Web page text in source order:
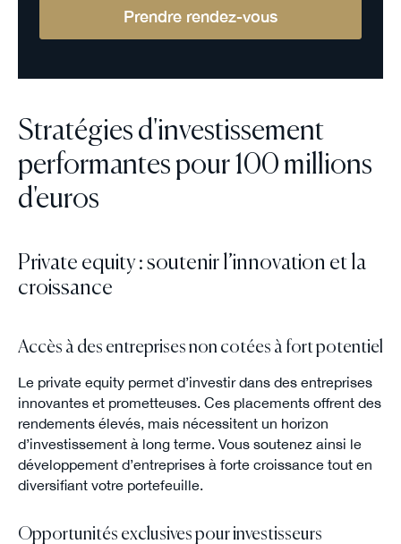
Prendre rendez-vous
Stratégies d'investissement
performantes pour 100 millions
d'euros
Private equity : soutenir l’innovation et la
croissance
Accès à des entreprises non cotées à fort potentiel
Le private equity permet d’investir dans des entreprises
innovantes et prometteuses. Ces placements offrent des
rendements élevés, mais nécessitent un horizon
d’investissement à long terme. Vous soutenez ainsi le
développement d’entreprises à forte croissance tout en
diversifiant votre portefeuille.
Opportunités exclusives pour investisseurs